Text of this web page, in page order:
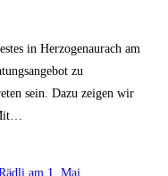
in Herzogenaurach am
zu
sein. Dazu zeigen wir